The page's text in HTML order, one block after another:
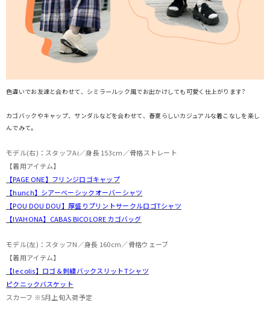
色違いでお友達と合わせて、シミラールック風でお出かけしても可愛く仕上がります?
カゴバックやキャップ、サンダルなどを合わせて、春夏らしいカジュアルな着こなしを楽し
んでみて。
モデル(右)：スタッフAi／身長 153cm／骨格ストレート
【着用アイテム】
【PAGE ONE】フリンジロゴキャップ
【hunch】シアーベーシックオーバーシャツ
【POU DOU DOU】厚盛りプリントサークルロゴTシャツ
【IVAHONA】CABAS BICOLORE カゴバッグ
モデル(左)：スタッフN／身長 160cm／骨格ウェーブ
【着用アイテム】
【le colis】ロゴ＆刺繍バックスリットTシャツ
ピクニックバスケット
スカーフ ※5月上旬入荷予定